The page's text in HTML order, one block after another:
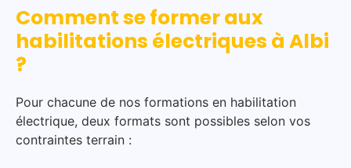
i
s
q
é
l
e
Comment se former aux
habilitations électriques à Albi
?
Pour chacune de nos formations en habilitation
électrique, deux formats sont possibles selon vos
contraintes terrain :